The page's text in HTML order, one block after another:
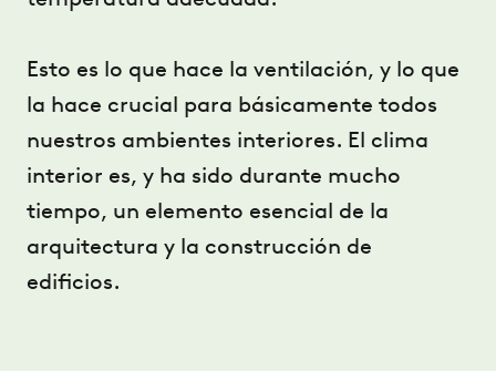
Esto es lo que hace la ventilación, y lo que
la hace crucial para básicamente todos
nuestros ambientes interiores. El clima
interior es, y ha sido durante mucho
tiempo, un elemento esencial de la
arquitectura y la construcción de
edificios.